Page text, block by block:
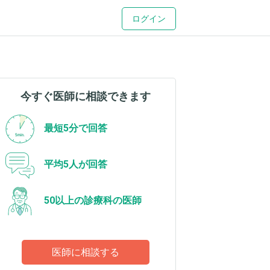
ログイン
今すぐ医師に相談できます
最短5分で回答
平均5人が回答
50以上の診療科の医師
医師に相談する